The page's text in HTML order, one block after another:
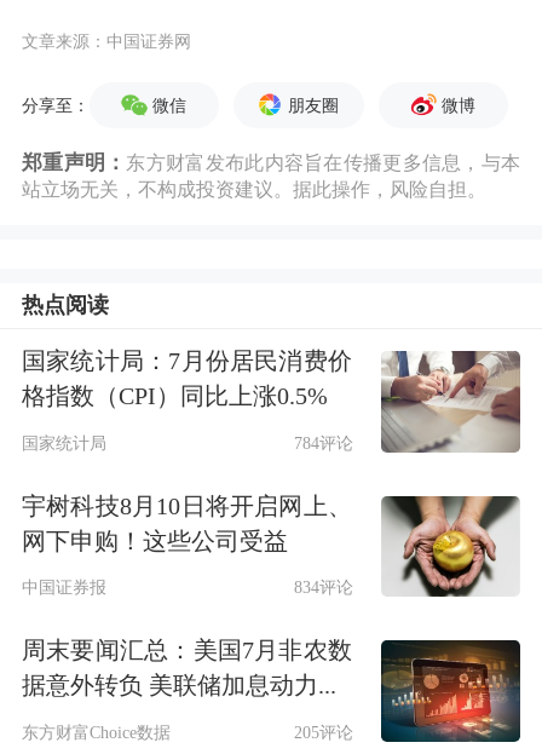
文章来源：中国证券网
分享至： 微信 朋友圈 微博
郑重声明： 东方财富发布此内容旨在传播更多信息，与本
站立场无关，不构成投资建议。据此操作，风险自担。
热点阅读
国家统计局：7月份居民消费价
格指数（CPI）同比上涨0.5%
国家统计局 784评论
宇树科技8月10日将开启网上、
网下申购！这些公司受益
中国证券报 834评论
周末要闻汇总：美国7月非农数
据意外转负 美联储加息动力...
东方财富Choice数据 205评论